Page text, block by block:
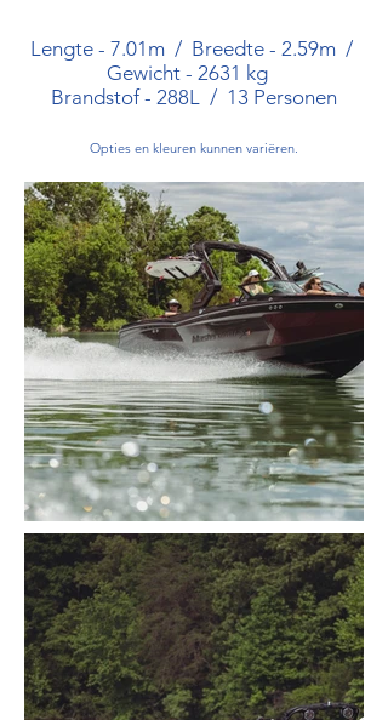
Lengte - 7.01m / Breedte - 2.59m /
Gewicht - 2631 kg
Brandstof - 288L / 13 Personen
Opties en kleuren kunnen variëren.